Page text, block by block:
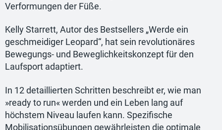
Verformungen der Füße.
Kelly Starrett, Autor des Bestsellers „Werde ein
geschmeidiger Leopard“, hat sein revolutionäres
Bewegungs- und Beweglichkeitskonzept für den
Laufsport adaptiert.
In 12 detaillierten Schritten beschreibt er, wie man
»ready to run« werden und ein Leben lang auf
höchstem Niveau laufen kann. Spezifische
Mobilisationsübungen gewährleisten die optimale